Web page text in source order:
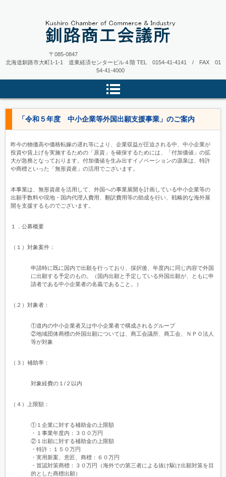
〒085-0847
北海道釧路市大町1-1-1 道東経済センタービル４階 TEL 0154-41-4141 / FAX 01
54-41-4000
「令和５年度 中小企業等外国出願支援事業」のご案内
昨今の物価高や価格転嫁の遅れ等により、企業収益が圧迫される中、中小企業が
投資や賃上げを実施するための「原資」を確保するためには、「付加価値」の拡
大が急務となっております。付加価値を生み出すイノベーションの源泉は、特許
や商標といった「無形資産」の活用でございます。
本事業は、無形資産を活用して、外国への事業展開を計画している中小企業等の
出願手数料や現地・国内代理人費用、翻訳費用等の助成を行い、戦略的な海外展
開を支援するものでございます。
１．公募概要
（１）対象案件：
申請時に既に国内で出願を行っており、採択後、年度内に同じ内容で外国
に出願する予定のもの。（国内出願と予定している外国出願が、ともに申
請者である中小企業者の名義であること。）
（２）対象者：
①道内の中小企業者又は中小企業者で構成されるグループ
②地域団体商標の外国出願については、商工会議所、商工会、ＮＰＯ法人
等が対象
（３）補助率：
対象経費の１/２以内
（４）上限額：
①１企業に対する補助金の上限額
・１事業年度内：３００万円
②１出願に対する補助金の上限額
・特許：１５０万円
・実用新案、意匠、商標：６０万円
・冒認対策商標：３０万円（海外での第三者による抜け駆け出願対策を目
的とした商標出願）